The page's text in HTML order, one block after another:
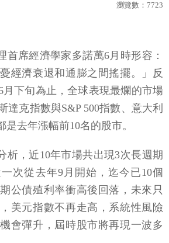
瀏覽數： 7723
首席經濟學家多諾萬6月時形容：
經濟衰退和通膨之間搖擺。」反
月下旬為止，全球表現最爛的市場
達克指數與S&P 500指數、意大利
去年漲幅前10名的股市。
析，近10年市場共出現3次長週期
次從去年9月開始，迄今已10個
公債殖利率衝高後回落，未來只
美元指數不再走高，系統性風險
會彈升，屆時股市將再現一波多